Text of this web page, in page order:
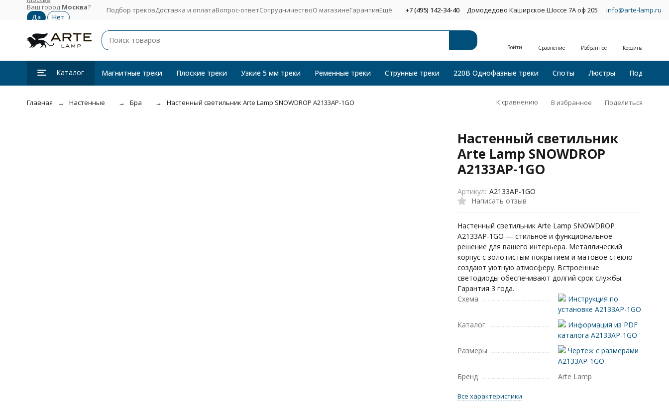
Ваш город Москва? Подбор трековДоставка и оплатаВопрос-ответСотрудничествоО магазинеГарантияЕщё +7 (495) 142-34-40 Домодедово Каширское Шоссе 7А оф 205 info@arte-lamp.ru
Войти Сравнение Избранное Корзина
Каталог Магнитные треки Плоские треки Узкие 5 мм треки Ременные треки Струнные треки 220В Однофазные треки Споты Люстры Подвесные
Главная Настенные Бра Настенный светильник Arte Lamp SNOWDROP A2133AP-1GO К сравнению В избранное Поделиться
Настенный светильник
Arte Lamp SNOWDROP
A2133AP-1GO
Написать отзыв
Артикул: A2133AP-1GO
Настенный светильник Arte Lamp SNOWDROP
A2133AP-1GO — стильное и функциональное
решение для вашего интерьера. Металлический
корпус с золотистым покрытием и матовое стекло
создают уютную атмосферу. Встроенные
светодиоды обеспечивают долгий срок службы.
Гарантия 3 года.
Схема
Инструкция по
установке A2133AP-1GO
Каталог
Информация из PDF
каталога A2133AP-1GO
Размеры
Чертеж с размерами
A2133AP-1GO
Бренд
Arte Lamp
Все характеристики